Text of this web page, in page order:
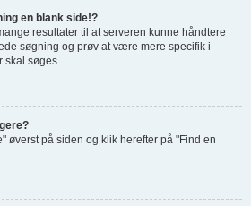
en blank side!?
resultater til at serveren kunne håndtere
søgning og prøv at være mere specifik i
skal søges.
øverst på siden og klik herefter på "Find en